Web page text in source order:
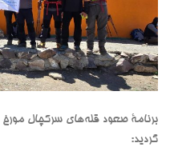
گردید: